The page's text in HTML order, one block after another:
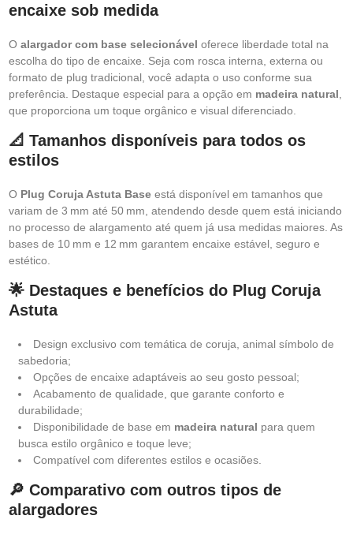
encaixe sob medida
O alargador com base selecionável oferece liberdade total na
escolha do tipo de encaixe. Seja com rosca interna, externa ou
formato de plug tradicional, você adapta o uso conforme sua
preferência. Destaque especial para a opção em madeira natural
que proporciona um toque orgânico e visual diferenciado.
📐 Tamanhos disponíveis para todos os
estilos
O Plug Coruja Astuta Base está disponível em tamanhos que
variam de 3 mm até 50 mm, atendendo desde quem está iniciando
no processo de alargamento até quem já usa medidas maiores. As
bases de 10 mm e 12 mm garantem encaixe estável, seguro e
estético.
🌟 Destaques e benefícios do Plug Coruja
Astuta
Design exclusivo com temática de coruja, animal símbolo de
sabedoria;
Opções de encaixe adaptáveis ao seu gosto pessoal;
Acabamento de qualidade, que garante conforto e
durabilidade;
Disponibilidade de base em madeira natural para quem
busca estilo orgânico e toque leve;
Compatível com diferentes estilos e ocasiões.
🔎 Comparativo com outros tipos de
alargadores